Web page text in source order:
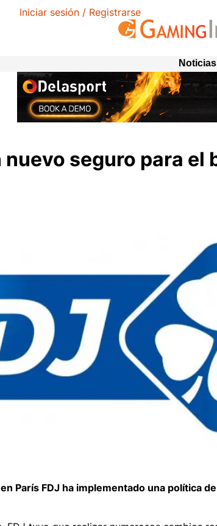
Iniciar sesión / Registrarse
Noticias
nuevo seguro para el
París FDJ ha implementado una política